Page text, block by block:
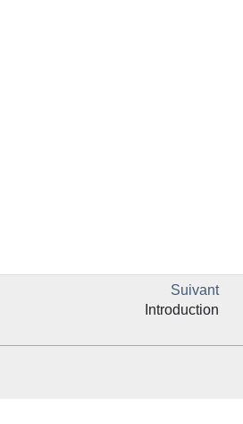
Suivant
Introduction